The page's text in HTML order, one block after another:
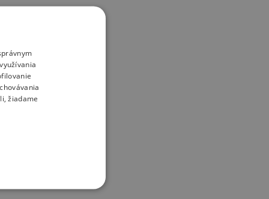
žiadame